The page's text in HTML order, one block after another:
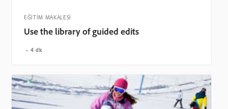
EĞİTİM MAKALESİ
Use the library of guided edits
4 dk